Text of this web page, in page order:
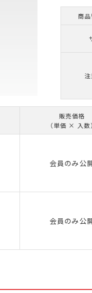
商
販売価格
（単価 × 入数）
会員のみ公
会員のみ公